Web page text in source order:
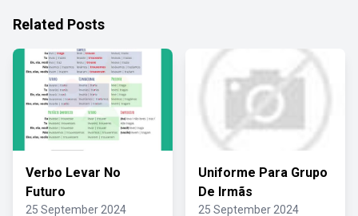
Related Posts
Verbo Levar No
Futuro
25 September 2024
Uniforme Para Grupo
De Irmãs
25 September 2024